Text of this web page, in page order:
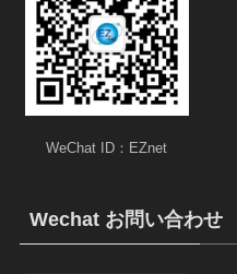
WeChat ID：EZnet
Wechat お問い合わせ